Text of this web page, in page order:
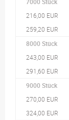
216,00 EUR
259,20 EUR
8000 Stück
243,00 EUR
291,60 EUR
9000 Stück
270,00 EUR
324,00 EUR